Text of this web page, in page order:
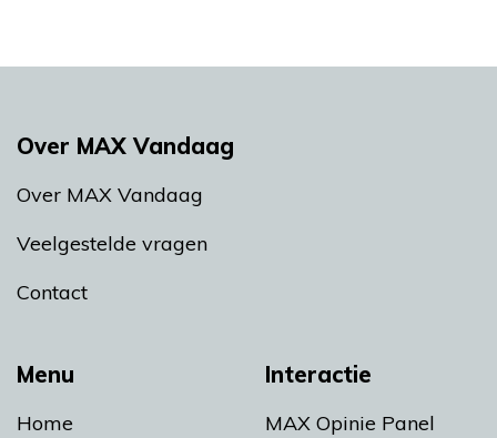
Menu
Home
Interactie
MAX Opinie Panel
Over MAX Vandaag
Over MAX Vandaag
Veelgestelde vragen
Contact